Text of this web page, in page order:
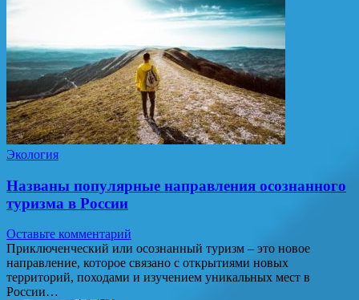
Экология
Названы популярные направления осознанного
туризма в России
Оставьте комментарий
Приключенческий или осознанный туризм – это новое
направление, которое связано с открытиями новых
территорий, походами и изучением уникальных мест в
России…